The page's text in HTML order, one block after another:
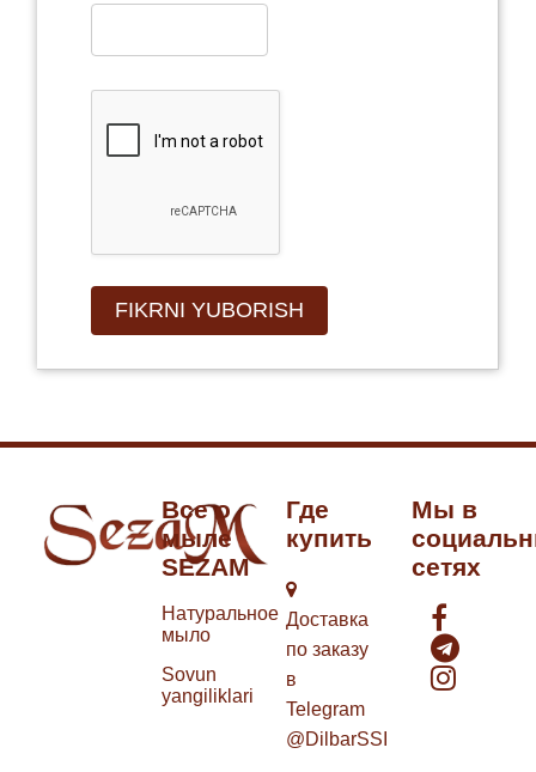
Все о
мыле
SEZAM
Натуральное
мыло
Sovun
yangiliklari
Где
купить
Доставка
по заказу
в
Telegram
@DilbarSSI
Мы в
сетях